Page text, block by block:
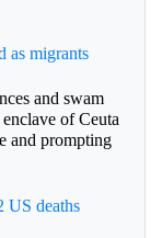
as migrants
and swam
of Ceuta
and prompting
US deaths